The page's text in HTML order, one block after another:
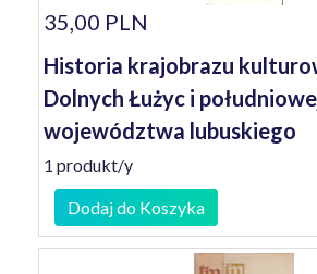
35,00 PLN
Historia krajobrazu
Dolnych Łużyc i
województwa lubuskiego
1 produkt/y
Dodaj do Koszyka